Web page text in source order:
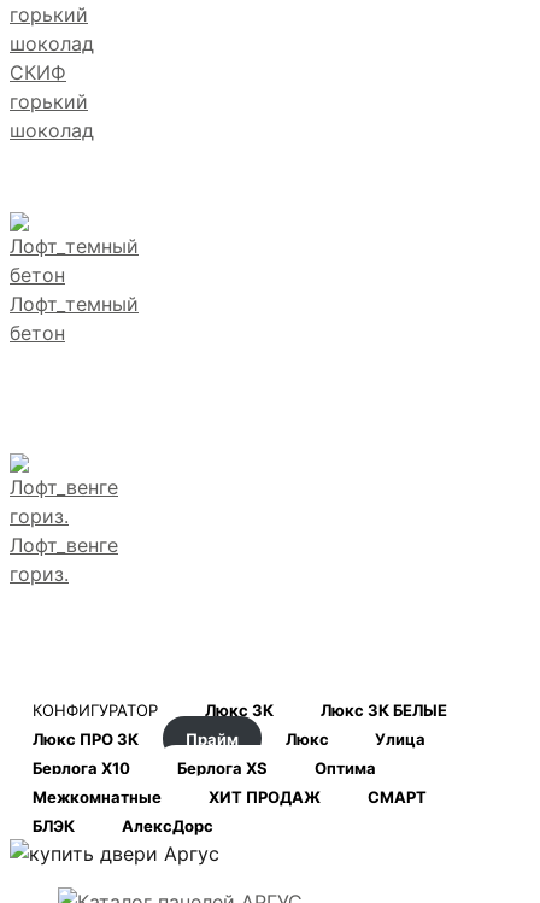
СКИФ
горький
шоколад
Лофт_темный
бетон
Лофт_венге
гориз.
КОНФИГУРАТОР Люкс 3К
Люкс 3К БЕЛЫЕ
Люкс ПРО 3К
Прайм Люкс
Улица
Берлога Х10
Берлога XS
Оптима
Межкомнатные
ХИТ ПРОДАЖ
СМАРТ
БЛЭК
АлексДорс